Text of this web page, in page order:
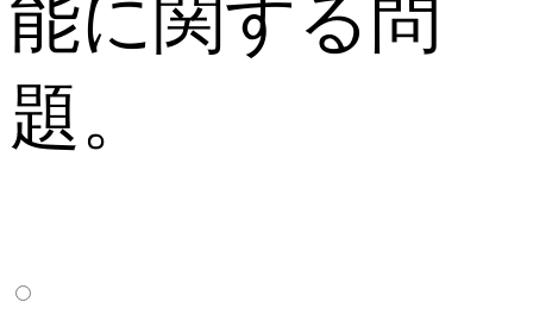
能に関する問
題。